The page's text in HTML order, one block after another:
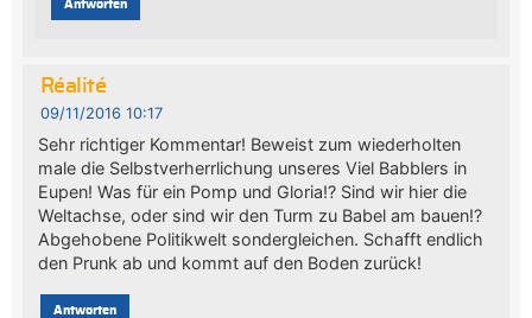
Antworten
Réalité
09/11/2016 10:17
Sehr richtiger Kommentar! Beweist zum wiederholten
male die Selbstverherrlichung unseres Viel Babblers in
Eupen! Was für ein Pomp und Gloria!? Sind wir hier die
Weltachse, oder sind wir den Turm zu Babel am bauen!?
Abgehobene Politikwelt sondergleichen. Schafft endlich
den Prunk ab und kommt auf den Boden zurück!
Antworten